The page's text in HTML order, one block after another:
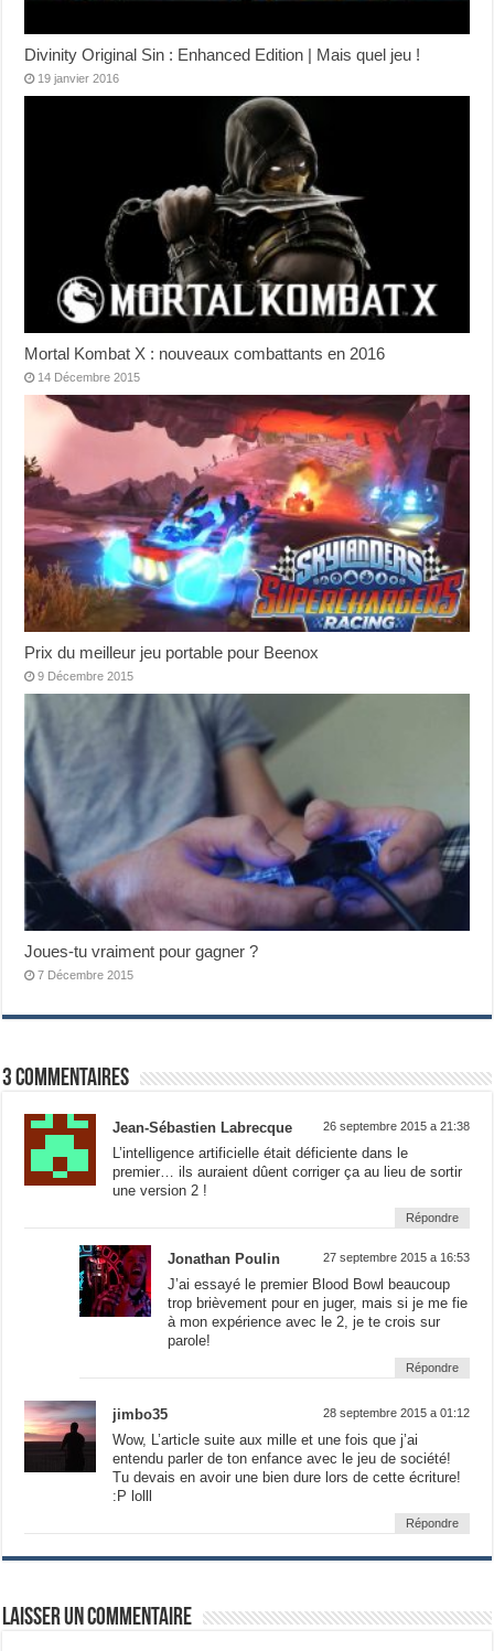
Divinity Original Sin : Enhanced Edition | Mais quel jeu !
19 janvier 2016
Mortal Kombat X : nouveaux combattants en 2016
14 Décembre 2015
Prix du meilleur jeu portable pour Beenox
9 Décembre 2015
Joues-tu vraiment pour gagner ?
7 Décembre 2015
3 commentaires
Jean-Sébastien Labrecque 26 septembre 2015 a 21:38
L’intelligence artificielle était déficiente dans le
premier… ils auraient dûent corriger ça au lieu de sortir
une version 2 !
Répondre
Jonathan Poulin 27 septembre 2015 a 16:53
J’ai essayé le premier Blood Bowl beaucoup
trop brièvement pour en juger, mais si je me fie
à mon expérience avec le 2, je te crois sur
parole!
Répondre
jimbo35 28 septembre 2015 a 01:12
Wow, L’article suite aux mille et une fois que j’ai
entendu parler de ton enfance avec le jeu de société!
Tu devais en avoir une bien dure lors de cette écriture!
:P lolll
Répondre
Laisser un commentaire